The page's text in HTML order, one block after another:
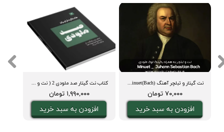
کتاب نت گیتار صد ملودی 2 ( نت و تبلچر، آکورد، ویدیوی اجرا و بکینگ ترک)
۱,۹۹۰,۰۰۰ تومان
افزودن به سبد خرید
نت گیتار و تبلچر آهنگ Minuet(Bach) + بکینگ ترک و آکورد
۷۰,۰۰۰ تومان
افزودن به سبد خرید